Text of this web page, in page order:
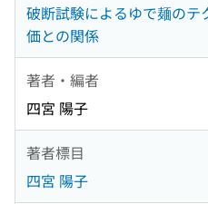
破断試験によるゆで麺の
価との関係
著者・編者
四宮 陽子
著者標目
四宮 陽子